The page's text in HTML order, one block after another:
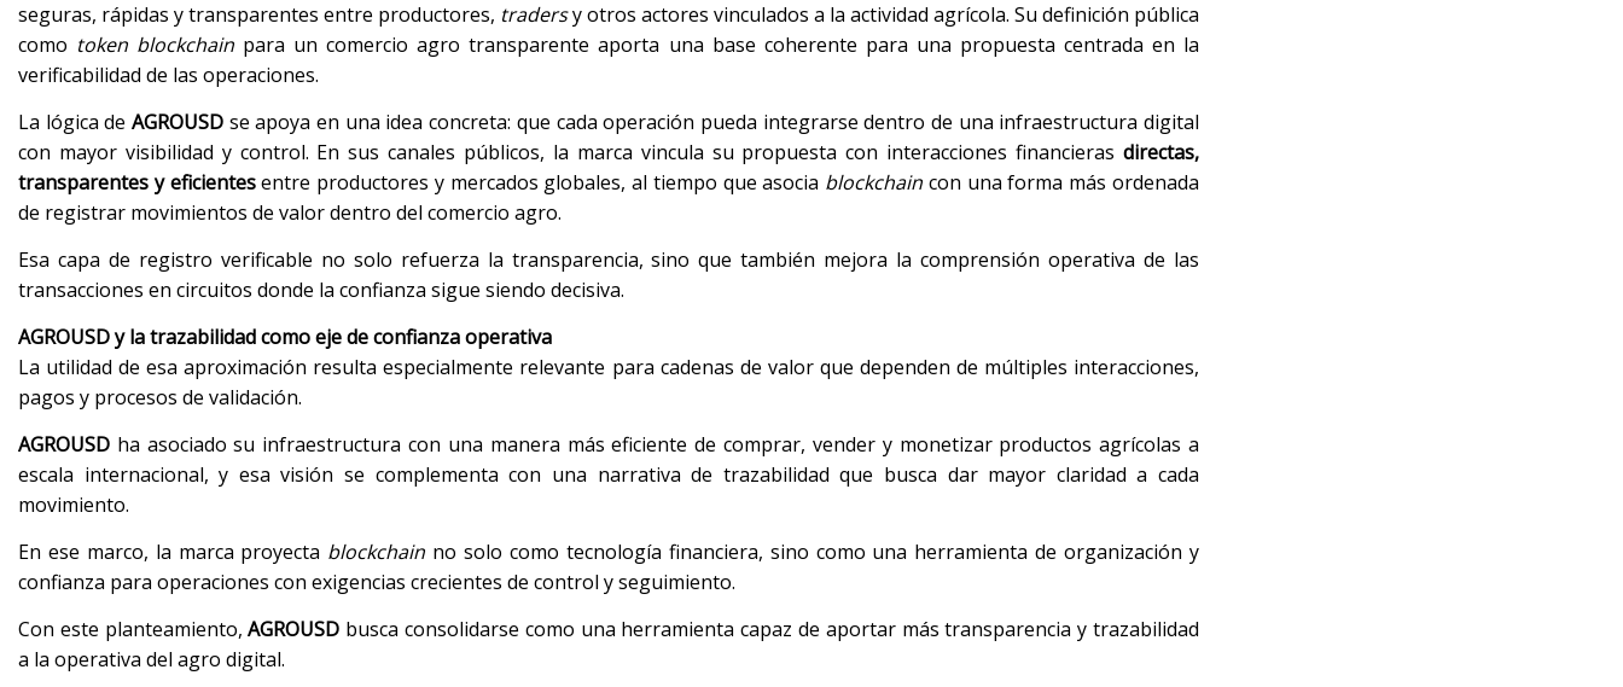
seguras, rápidas y transparentes entre productores, tradersy otros actores vinculados a la actividad agrícola. Su definición pública
como token blockchain para un comercio agro transparente aporta una base coherente para una propuesta centrada en la
verificabilidad de las operaciones.
La lógica deAGROUSD se apoya en una idea concreta: que cada operación pueda integrarse dentro de una infraestructura digital
con mayor visibilidad y control. En sus canales públicos, la marca vincula su propuesta con interacciones financieras directas,
transparentes y eficientesentre productores y mercados globales, al tiempo que asocia blockchain con una forma más ordenada
de registrar movimientos de valor dentro del comercio agro.
Esa capa de registro verificable no solo refuerza la transparencia, sino que también mejora la comprensión operativa de las
transacciones en circuitos donde la confianza sigue siendo decisiva.
AGROUSD y la trazabilidad como eje de confianza operativa
La utilidad de esa aproximación resulta especialmente relevante para cadenas de valor que dependen de múltiples interacciones,
pagos y procesos de validación.
AGROUSD ha asociado su infraestructura con una manera más eficiente de comprar, vender y monetizar productos agrícolas a
escala internacional, y esa visión se complementa con una narrativa de trazabilidad que busca dar mayor claridad a cada
movimiento.
En ese marco, la marca proyecta blockchain no solo como tecnología financiera, sino como una herramienta de organización y
confianza para operaciones con exigencias crecientes de control y seguimiento.
Con este planteamiento,AGROUSD busca consolidarse como una herramienta capaz de aportar más transparencia y trazabilidad
a la operativa del agro digital.